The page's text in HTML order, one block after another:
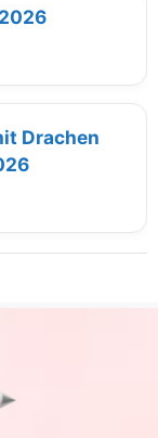
Drachen